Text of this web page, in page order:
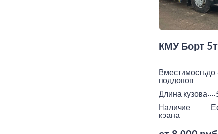
КМУ Борт 5т
Вместимость
поддонов
до
Длина кузова
Наличие
крана